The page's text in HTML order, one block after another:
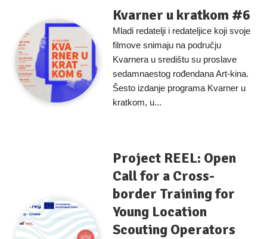
Kvarner u kratkom #6
Mladi redatelji i redateljice koji svoje
filmove snimaju na području
Kvarnera u središtu su proslave
sedamnaestog rođendana Art-kina.
Šesto izdanje programa Kvarner u
kratkom, u...
Project REEL: Open
Call for a Cross-
border Training for
Young Location
Scouting Operators